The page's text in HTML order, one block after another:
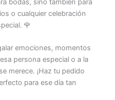
bodas, sino también para
o cualquier celebración
🌹
emociones, momentos
persona especial o a la
merece. ¡Haz tu pedido
para ese día tan